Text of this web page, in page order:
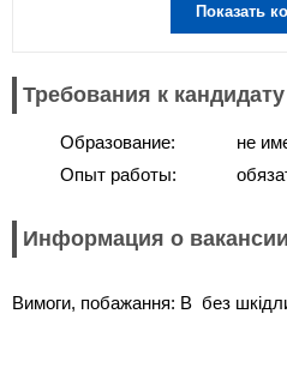
Показать
Требования к кандидату
Образование:
Опыт работы:
не
Информация о вакансии
Вимоги, побажання: В без